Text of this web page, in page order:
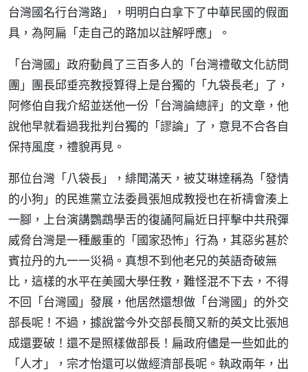
台灣國名行台灣路」，明明白白拿下了中華民國的假面
具，為阿扁「走自己的路加以註解呼應」。
「台灣國」政府動員了三百多人的「台灣禮敬文化訪問
團」團長邱垂亮教授算得上是台獨的「九袋長老」了，
阿修伯自我介紹並送他一份「台灣論總評」的文章，他
說他早就看過我批判台獨的「謬論」了，意見不合各自
保持風度，禮貌再見。
那位台灣「八袋長」，緋聞滿天，被艾琳達稱為「發情
的小狗」的民進黨立法委員張旭成教授也在祈禱會湊上
一腳，上台演講鸚鵡學舌的復誦阿扁近日抨擊中共飛彈
威脅台灣是一種嚴重的「國家恐怖」行為，其惡劣甚於
賓拉丹的九一一災禍。真想不到他老兄的英語奇破無
比，這樣的水平在美國大學任教，難怪混不下去，不得
不回「台灣國」發展，他居然還想做「台灣國」的外交
部長呢！不過，據說當今外交部長簡又新的英文比張旭
成還要破！還不是照樣做部長！扁政府儘是一些如此的
「人才」，宗才怡還可以做經濟部長呢。執政兩年，出